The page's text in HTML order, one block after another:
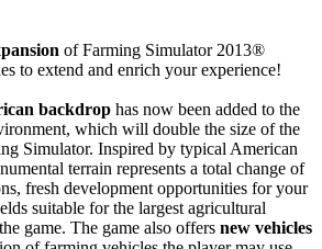
of Farming Simulator 2013®
to extend and enrich your experience!
backdrop has now been added to the
which will double the size of the
Simulator. Inspired by typical American
terrain represents a total change of
fresh development opportunities for your
suitable for the largest agricultural
game. The game also offers new vehicles